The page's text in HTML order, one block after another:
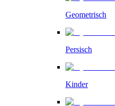
Geometrisch
Persisch
Kinder